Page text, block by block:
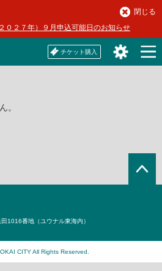
０２７年）９月申込可能日のお知らせ
閉じる
チケット購入
。
1016番地（ユウナル東海内）
CITY All Rights Reserved.